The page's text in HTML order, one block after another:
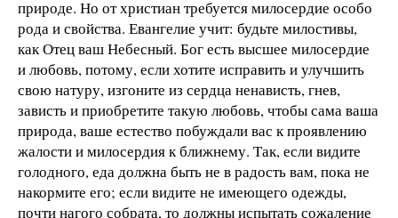
природе. Но от христиан требуется милосердие особо
рода и свойства. Евангелие учит: будьте милостивы,
как Отец ваш Небесный. Бог есть высшее милосердие
и любовь, потому, если хотите исправить и улучшить
свою натуру, изгоните из сердца ненависть, гнев,
зависть и приобретите такую любовь, чтобы сама ваша
природа, ваше естество побуждали вас к проявлению
жалости и милосердия к ближнему. Так, если видите
голодного, еда должна быть не в радость вам, пока не
накормите его; если видите не имеющего одежды,
почти нагого собрата, то должны испытать сожаление